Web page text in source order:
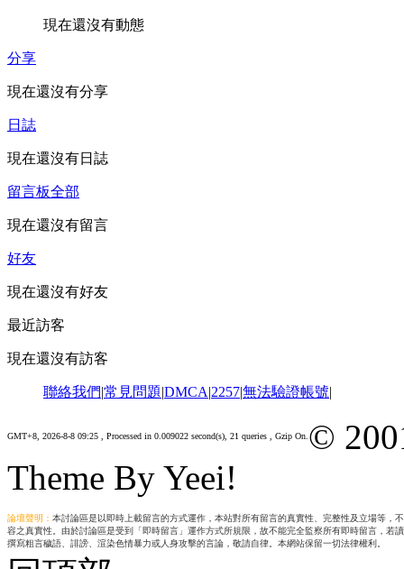
現在還沒有動態
分享
現在還沒有分享
日誌
現在還沒有日誌
留言板全部
現在還沒有留言
好友
現在還沒有好友
最近訪客
現在還沒有訪客
聯絡我們|常見問題|DMCA|2257|無法驗證帳號|
GMT+8, 2026-8-8 09:25 , Processed in 0.009022 second(s), 21 queries , Gzip On. ©
Theme By Yeei!
論壇聲明： 本討論區是以即時上載留言的方式運作，本站對所有留言的真實性、完整性及立場等
容之真實性。由於討論區是受到「即時留言」運作方式所規限，故不能完全監察所有即時留言，
撰寫粗言穢語、誹謗、渲染色情暴力或人身攻擊的言論，敬請自律。本網站保留一切法律權利。